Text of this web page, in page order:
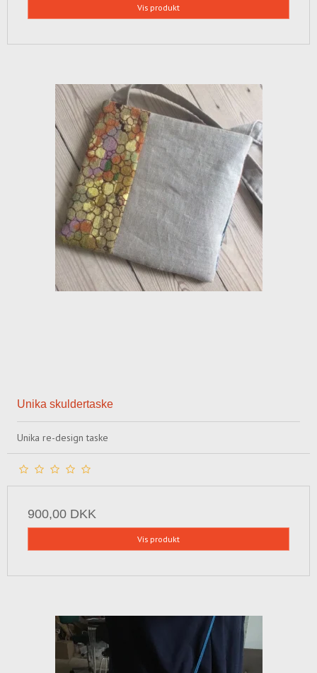
Vis produkt
Unika skuldertaske
Unika re-design taske
900,00 DKK
Vis produkt